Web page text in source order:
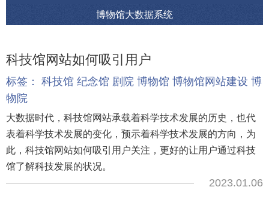
博物馆大数据系统
科技馆网站如何吸引用户
标签： 科技馆 纪念馆 剧院 博物馆 博物馆网站建设 博
物院
大数据时代，科技馆网站承载着科学技术发展的历史，也代
表着科学技术发展的变化，预示着科学技术发展的方向，为
此，科技馆网站如何吸引用户关注，更好的让用户通过科技
馆了解科技发展的状况。
2023.01.06